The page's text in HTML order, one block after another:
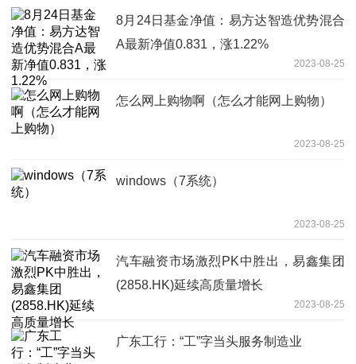
8月24日基金净值：易方达智造优势混合
A最新净值0.831，涨1.22%
2023-08-25
怎么网上购物啊（怎么才能网上购物）
2023-08-25
windows（7系统）
2023-08-25
汽车融资市场激烈PK中胜出，易鑫集团
(2858.HK)延续高质量增长
2023-08-25
广东工行：“工”字当头服务制造业